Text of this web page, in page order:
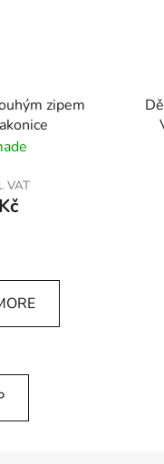
zipem
VAT